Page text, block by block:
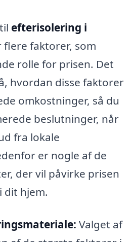
efterisolering i
flere faktorer, som
rolle for prisen. Det
hvordan disse faktorer
omkostninger, så du
beslutninger, når
fra lokale
er nogle af de
der vil påvirke prisen
dit hjem.
Valget af